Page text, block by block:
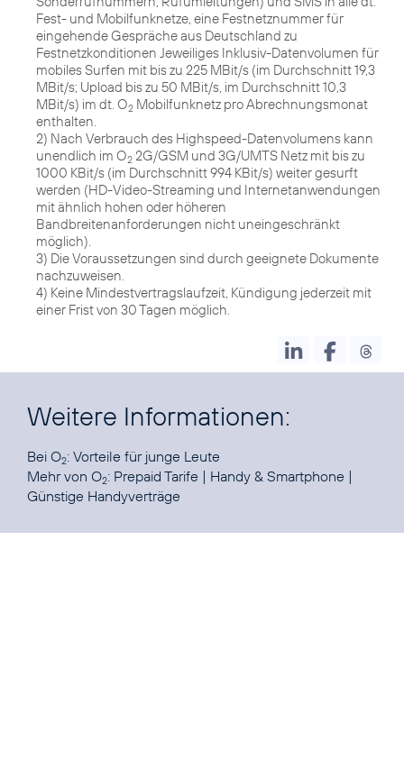
Fest- und Mobilfunknetze, eine Festnetznummer für
eingehende Gespräche aus Deutschland zu
Festnetzkonditionen Jeweiliges Inklusiv-Datenvolumen für
mobiles Surfen mit bis zu 225 MBit/s (im Durchschnitt 19,3
MBit/s; Upload bis zu 50 MBit/s, im Durchschnitt 10,3
MBit/s) im dt. O2 Mobilfunknetz pro Abrechnungsmonat
enthalten.
2) Nach Verbrauch des Highspeed-Datenvolumens kann
unendlich im O2 2G/GSM und 3G/UMTS Netz mit bis zu
1000 KBit/s (im Durchschnitt 994 KBit/s) weiter gesurft
werden (HD-Video-Streaming und Internetanwendungen
mit ähnlich hohen oder höheren
Bandbreitenanforderungen nicht uneingeschränkt
möglich).
3) Die Voraussetzungen sind durch geeignete Dokumente
nachzuweisen.
4) Keine Mindestvertragslaufzeit, Kündigung jederzeit mit
einer Frist von 30 Tagen möglich.
Weitere Informationen:
Bei O2: Vorteile für junge Leute
Mehr von O2: Prepaid Tarife | Handy & Smartphone |
Günstige Handyverträge